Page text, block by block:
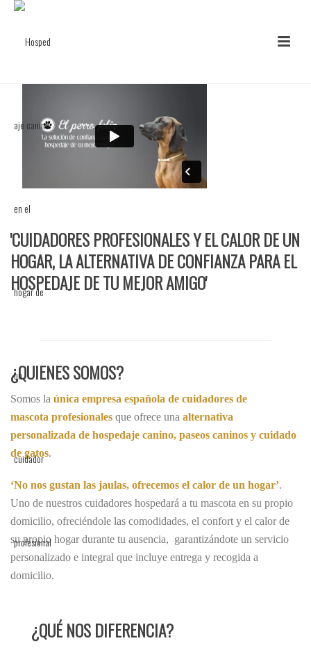
'CUIDADORES PROFESIONALES Y EL CALOR DE UN
HOGAR, LA ALTERNATIVA DE CONFIANZA PARA EL
HOSPEDAJE DE TU MEJOR AMIGO'
¿QUIENES SOMOS?
Somos la única empresa española de cuidadores de
mascota profesionales que ofrece una alternativa
personalizada de hospedaje canino, paseos caninos y cuidado
de gatos.
‘No nos gustan las jaulas, ofrecemos el calor de un hogar’.
Uno de nuestros cuidadores hospedará a tu mascota en su propio
domicilio, ofreciéndole las comodidades, el confort y el calor de
su propio hogar durante tu ausencia, garantizándote un servicio
personalizado e integral que incluye entrega y recogida a
domicilio.
¿QUÉ NOS DIFERENCIA?